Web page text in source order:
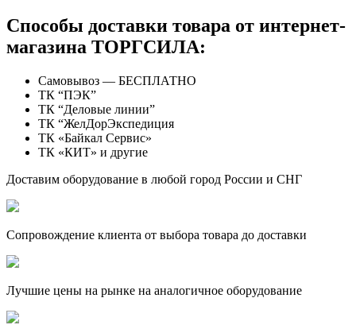
Способы доставки товара от интернет-
магазина ТОРГСИЛА:
Самовывоз — БЕСПЛАТНО
ТК “ПЭК”
ТК “Деловые линии”
ТК “ЖелДорЭкспедиция
ТК «Байкал Сервис»
ТК «КИТ» и другие
Доставим оборудование в любой город России и СНГ
Сопровождение клиента от выбора товара до доставки
Лучшие цены на рынке на аналогичное оборудование